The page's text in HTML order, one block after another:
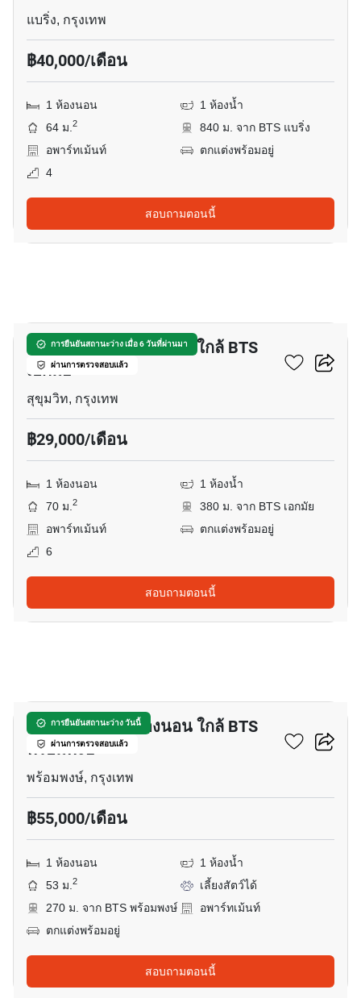
แบริ่ง, กรุงเทพ
฿40,000/เดือน
1 ห้องนอน
1 ห้องน้ำ
64 ม.2
840 ม. จาก BTS แบริ่ง
อพาร์ทเม้นท์
ตกแต่งพร้อมอยู่
4
สอบถามตอนนี้
การยืนยันสถานะว่าง เมื่อ 6 วันที่ผ่านมา
ผ่านการตรวจสอบแล้ว
อพาร์ทเมนต์ 1-ห้องนอน ใกล้ BTS
เอกมัย
สุขุมวิท, กรุงเทพ
฿29,000/เดือน
1 ห้องนอน
1 ห้องน้ำ
70 ม.2
380 ม. จาก BTS เอกมัย
อพาร์ทเม้นท์
ตกแต่งพร้อมอยู่
6
สอบถามตอนนี้
การยืนยันสถานะว่าง วันนี้
ผ่านการตรวจสอบแล้ว
อพาร์ทเมนต์ 1-ห้องนอน ใกล้ BTS
พร้อมพงษ์
พร้อมพงษ์, กรุงเทพ
฿55,000/เดือน
1 ห้องนอน
1 ห้องน้ำ
53 ม.2
เลี้ยงสัตว์ได้
270 ม. จาก BTS พร้อมพงษ์
อพาร์ทเม้นท์
ตกแต่งพร้อมอยู่
สอบถามตอนนี้